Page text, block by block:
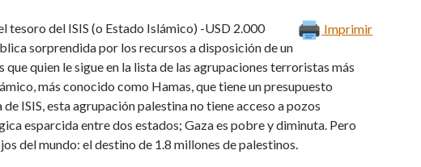
Imprimir
tesoro del ISIS (o Estado Islámico) -USD 2.000
sorprendida por los recursos a disposición de un
quien le sigue en la lista de las agrupaciones terroristas más
más conocido como Hamas, que tiene un presupuesto
ISIS, esta agrupación palestina no tiene acceso a pozos
esparcida entre dos estados; Gaza es pobre y diminuta. Pero
del mundo: el destino de 1.8 millones de palestinos.